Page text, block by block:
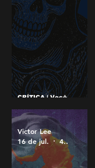
CRÍTICA | Você
Mestres do Universo,
mas deveria ver
Victor Lee
16 de jul.
4 min de leitura